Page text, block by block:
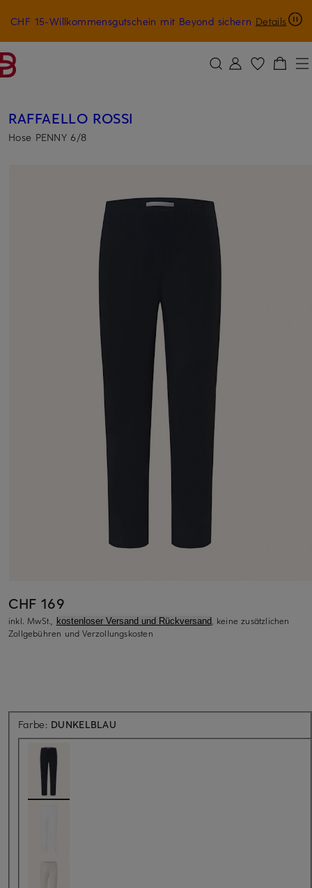
ZUM HAUPTINHALT ÜBERSPRINGEN ZUM SUCHFELD ÜBERSPRINGEN
CHF 15-Willkommensgutschein mit Beyond sichern Details
RAFFAELLO ROSSI
Hose PENNY 6/8
CHF 169
inkl. MwSt., kostenloser Versand und Rückversand, keine zusätzlichen
Zollgebühren und Verzollungskosten
Farbe: DUNKELBLAU